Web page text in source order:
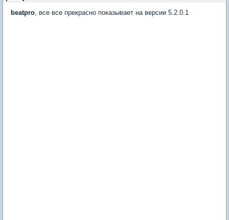
beatpro, все все прекрасно показывает на версии 5.2.0.1